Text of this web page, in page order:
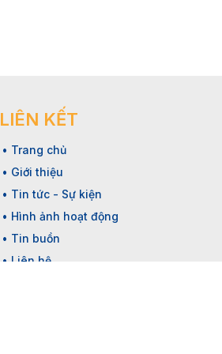
LIÊN KẾT
• Trang chủ
• Giới thiệu
• Tin tức - Sự kiện
• Hình ảnh hoạt động
• Tin buồn
• Liên hệ